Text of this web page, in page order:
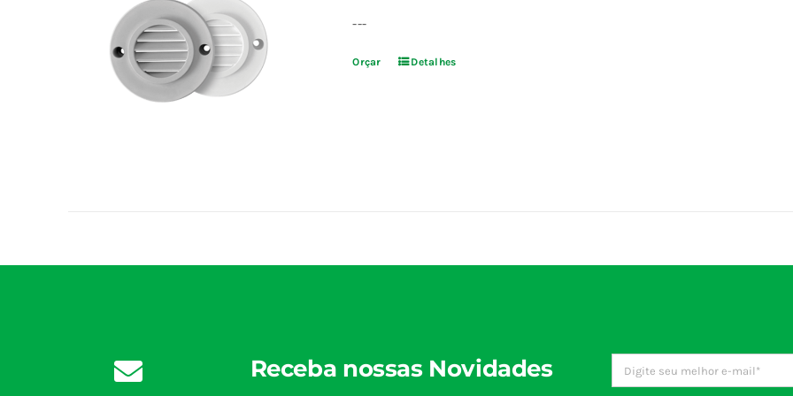
---
Orçar Detalhes
Receba nossas Novidades